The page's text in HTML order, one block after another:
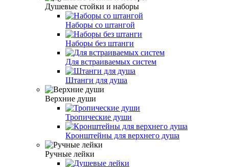
Душевые стойки и наборы
Наборы со штангой
Наборы без штанги
Для встраиваемых систем
Штанги для душа
Верхние души
Тропические души
Кронштейны для верхнего душа
Ручные лейки